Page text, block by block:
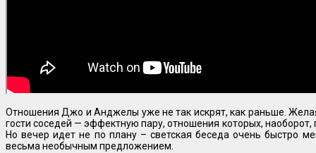
Отношения Джо и Анджелы уже не так искрят, как раньше.
гости соседей — эффектную пару, отношения которых,
Но вечер идет не по плану – светская беседа очень быстро
весьма необычным предложением.